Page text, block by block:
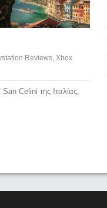
Reviews Xbox
Celini της Ιταλίας,